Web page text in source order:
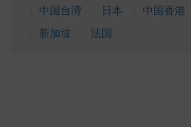
中国台湾
日本 中国香港
新加坡
法国